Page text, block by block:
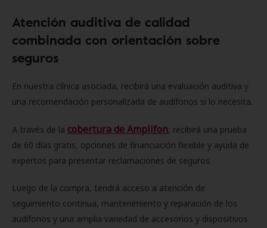
Atención auditiva de calidad
combinada con orientación sobre
seguros
En nuestra clínica asociada, recibirá una evaluación auditiva y
una recomendación personalizada de audífonos si lo necesita.
A través de la cobertura de Amplifon, recibirá una prueba
de 60 días gratis, opciones de financiación flexible y ayuda de
expertos para presentar reclamaciones de seguros.
Luego de la compra, tendrá acceso a atención de
seguimiento continua, mantenimiento y reparación de los
audífonos y una amplia variedad de accesorios y dispositivos